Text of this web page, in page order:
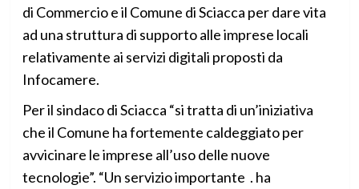
di Commercio e il Comune di Sciacca per dare vita
ad una struttura di supporto alle imprese locali
relativamente ai servizi digitali proposti da
Infocamere.
Per il sindaco di Sciacca “si tratta di un’iniziativa
che il Comune ha fortemente caldeggiato per
avvicinare le imprese all’uso delle nuove
tecnologie”. “Un servizio importante . ha